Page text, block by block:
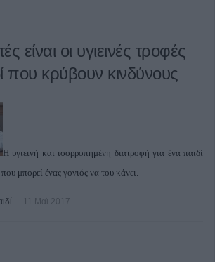
είναι οι υγιεινές τροφές
που κρύβουν κινδύνους
Η υγιεινή και ισορροπημένη διατροφή για ένα παιδί
μπορεί ένας γονιός να του κάνει.
11 Μαϊ 2017